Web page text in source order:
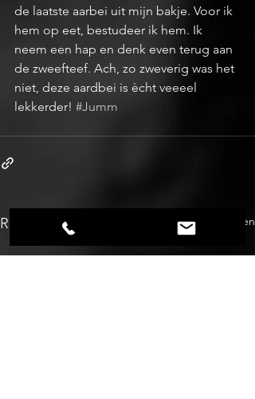
de laatste aarbei uit mijn bakje. Voor ik
hem op eet, bestudeer ik hem. Ik
neem een hap en denk even terug aan
de zweefteef. Ach, zo zweverig was het
niet, deze aardbei is ècht veeeel
lekkerder! #Jumm
Recente blogposts Alles weergeven